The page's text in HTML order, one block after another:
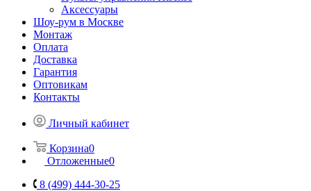
Аксессуары
Шоу-рум в Москве
Монтаж
Оплата
Доставка
Гарантия
Оптовикам
Контакты
Личный кабинет
Корзина0
Отложенные0
8 (499) 444-30-25